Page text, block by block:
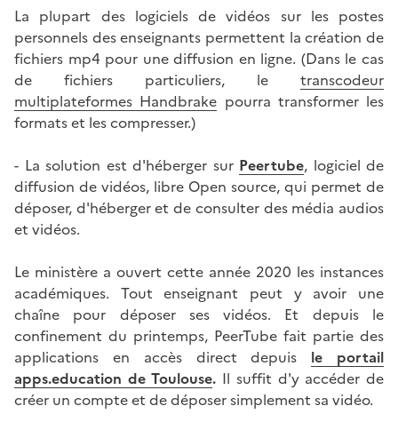
La plupart des logiciels de vidéos sur les postes
personnels des enseignants permettent la création de
fichiers mp4 pour une diffusion en ligne. (Dans le cas
de fichiers particuliers, le transcodeur
multiplateformes Handbrake pourra transformer les
formats et les compresser.)
- La solution est d'héberger sur Peertube, logiciel de
diffusion de vidéos, libre Open source, qui permet de
déposer, d'héberger et de consulter des média audios
et vidéos.
Le ministère a ouvert cette année 2020 les instances
académiques. Tout enseignant peut y avoir une
chaîne pour déposer ses vidéos. Et depuis le
confinement du printemps, PeerTube fait partie des
applications en accès direct depuis
le portail
apps.education de Toulouse. Il suffit d'y accéder de
créer un compte et de déposer simplement sa vidéo.